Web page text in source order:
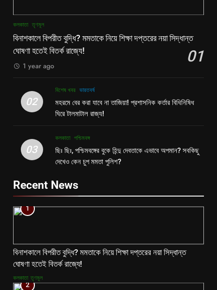
কলকাতা তৃণমূল
বিনাশকালে বিপরীত বুদ্ধি? মমতাকে নিয়ে শিক্ষা দপ্তরের নয়া সিদ্ধান্ত
ঘোষণা হতেই বিতর্ক রাজ্যে!
01
1 year ago
02
বিশেষ খবর ভারতবর্ষ
মহরমে বের করা যাবে না তাজিয়া! প্রশাসনিক কর্তার বিধিনিষিধ
ঘিরে টালমাটাল রাজ্য!
03
কলকাতা পশ্চিমবঙ্গ
ছিঃ ছিঃ, পশ্চিমবঙ্গের বুকে হিন্দু দেবতাকে এভাবে অপমান? সবকিছু
দেখেও কেন চুপ মমতা পুলিশ?
Recent News
1
বিনাশকালে বিপরীত বুদ্ধি? মমতাকে নিয়ে শিক্ষা দপ্তরের নয়া সিদ্ধান্ত
ঘোষণা হতেই বিতর্ক রাজ্যে!
কলকাতা তৃণমূল
2